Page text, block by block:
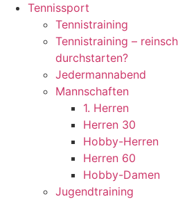
Tennissport
Tennistraining
Tennistraining –
durchstarten?
Jedermannabend
Mannschaften
1. Herren
Herren 30
Hobby-Herren
Herren 60
Hobby-Damen
Jugendtraining